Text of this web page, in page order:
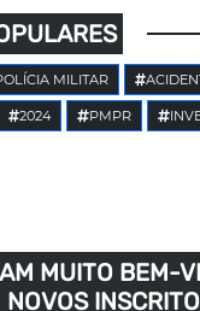
MILITAR
2024 PMPR
MUITO BEM-
NOVOS